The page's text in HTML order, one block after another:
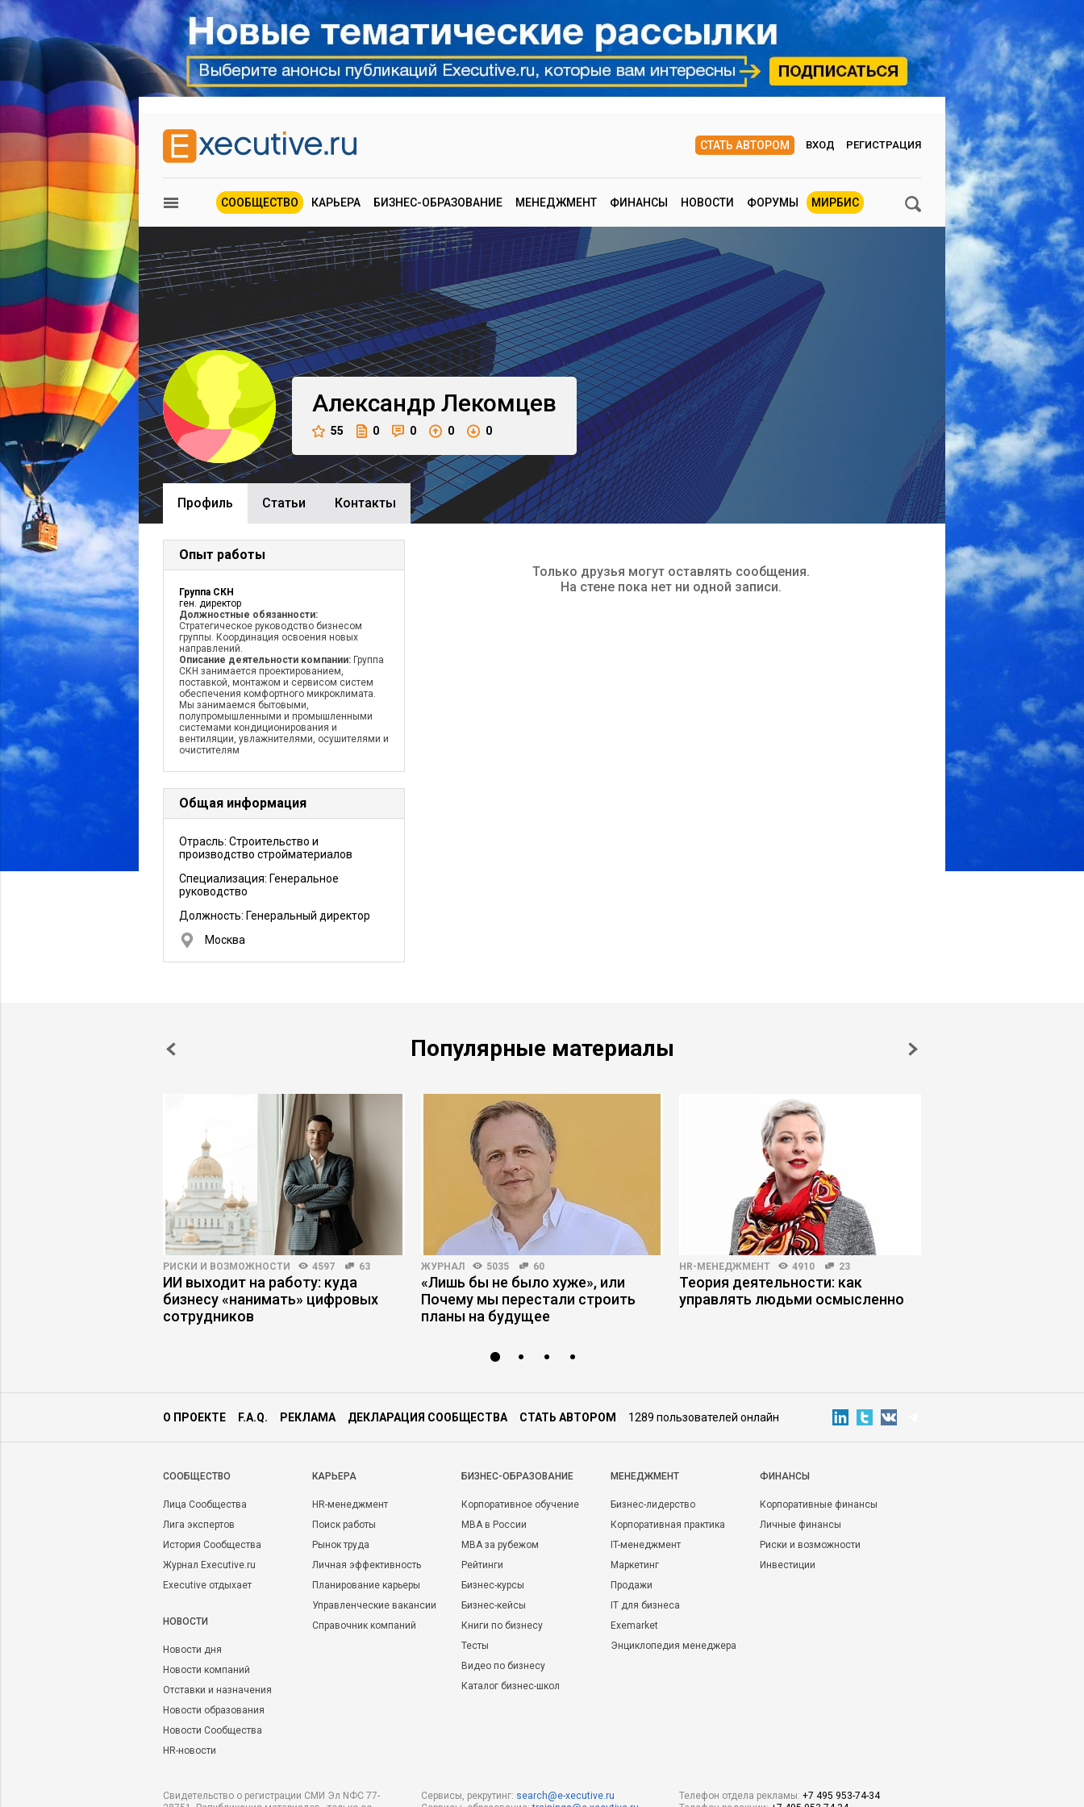
СТАТЬ АВТОРОМ ВХОД РЕГИСТРАЦИЯ
СООБЩЕСТВО КАРЬЕРА БИЗНЕС-ОБРАЗОВАНИЕ МЕНЕДЖМЕНТ ФИНАНСЫ НОВОСТИ ФОРУМЫ МИРБИС
Александр Лекомцев
55 0 0 0 0
Профиль Cтатьи Контакты
Опыт работы
Группа СКН
ген. директор
Должностные обязанности:
Стратегическое руководство бизнесом
группы. Координация освоения новых
направлений.
Описание деятельности компании: Группа
СКН занимается проектированием,
поставкой, монтажом и сервисом систем
обеспечения комфортного микроклимата.
Мы занимаемся бытовыми,
полупромышленными и промышленными
системами кондиционирования и
вентиляции, увлажнителями, осушителями и
очистителям
Общая информация
Отрасль: Строительство и
производство стройматериалов
Специализация: Генеральное
руководство
Должность: Генеральный директор
Москва
Только друзья могут оставлять сообщения.
На стене пока нет ни одной записи.
Популярные материалы
РИСКИ И ВОЗМОЖНОСТИ 4597 63
ИИ выходит на работу: куда
бизнесу «нанимать» цифровых
сотрудников
ЖУРНАЛ 5035 60
«Лишь бы не было хуже», или
Почему мы перестали строить
планы на будущее
HR-МЕНЕДЖМЕНТ 4910 23
Теория деятельности: как
управлять людьми осмысленно
О ПРОЕКТЕ F.A.Q. РЕКЛАМА ДЕКЛАРАЦИЯ СООБЩЕСТВА СТАТЬ АВТОРОМ 1289 пользователей онлайн
CООБЩЕСТВО
Лица Сообщества
Лига экспертов
История Сообщества
Журнал Executive.ru
Executive отдыхает
НОВОСТИ
Новости дня
Новости компаний
Отставки и назначения
Новости образования
Новости Сообщества
HR-новости
КАРЬЕРА
HR-менеджмент
Поиск работы
Рынок труда
Личная эффективность
Планирование карьеры
Управленческие вакансии
Справочник компаний
БИЗНЕС-ОБРАЗОВАНИЕ
Корпоративное обучение
MBA в России
MBA за рубежом
Рейтинги
Бизнес-курсы
Бизнес-кейсы
Книги по бизнесу
Тесты
Видео по бизнесу
Каталог бизнес-школ
МЕНЕДЖМЕНТ
Бизнес-лидерство
Корпоративная практика
IT-менеджмент
Маркетинг
Продажи
IT для бизнеса
Exemarket
Энциклопедия менеджера
ФИНАНСЫ
Корпоративные финансы
Личные финансы
Риски и возможности
Инвестиции
Свидетельство о регистрации СМИ Эл NФС 77-
Сервисы, рекрутинг: search@e-xecutive.ru
Телефон отдела рекламы: +7 495 953-74-34